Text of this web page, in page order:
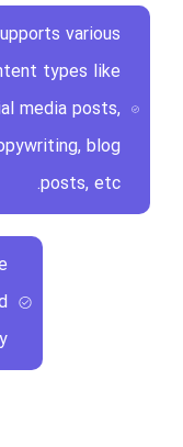
various
types like
media posts,
blog
posts, etc.